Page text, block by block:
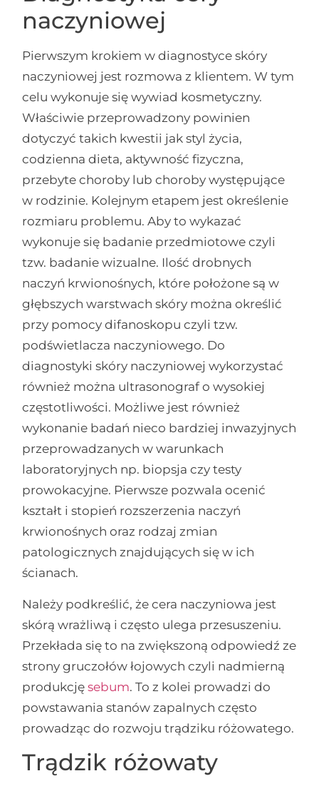
naczyniowej
Pierwszym krokiem w diagnostyce skóry
naczyniowej jest rozmowa z klientem. W tym
celu wykonuje się wywiad kosmetyczny.
Właściwie przeprowadzony powinien
dotyczyć takich kwestii jak styl życia,
codzienna dieta, aktywność fizyczna,
przebyte choroby lub choroby występujące
w rodzinie. Kolejnym etapem jest określenie
rozmiaru problemu. Aby to wykazać
wykonuje się badanie przedmiotowe czyli
tzw. badanie wizualne. Ilość drobnych
naczyń krwionośnych, które położone są w
głębszych warstwach skóry można określić
przy pomocy difanoskopu czyli tzw.
podświetlacza naczyniowego. Do
diagnostyki skóry naczyniowej wykorzystać
również można ultrasonograf o wysokiej
częstotliwości. Możliwe jest również
wykonanie badań nieco bardziej inwazyjnych
przeprowadzanych w warunkach
laboratoryjnych np. biopsja czy testy
prowokacyjne. Pierwsze pozwala ocenić
kształt i stopień rozszerzenia naczyń
krwionośnych oraz rodzaj zmian
patologicznych znajdujących się w ich
ścianach.
Należy podkreślić, że cera naczyniowa jest
skórą wrażliwą i często ulega przesuszeniu.
Przekłada się to na zwiększoną odpowiedź ze
strony gruczołów łojowych czyli nadmierną
produkcjęsebum. To z kolei prowadzi do
powstawania stanów zapalnych często
prowadząc do rozwoju trądziku różowatego.
Trądzik różowaty